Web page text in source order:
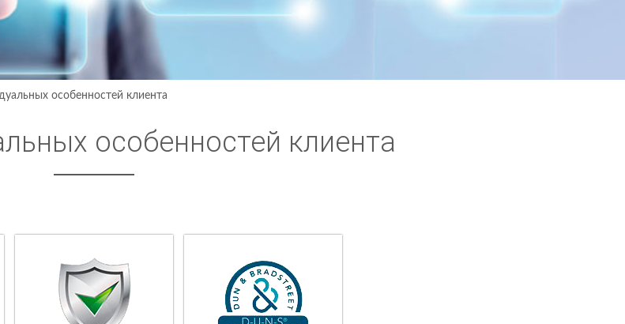
особенностей клиента
особенностей клиента